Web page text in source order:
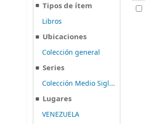
Tipos de ítem
Libros
Ubicaciones
Colección general
Series
Colección Medio Sigl...
Lugares
VENEZUELA